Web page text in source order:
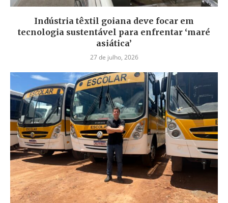
Indústria têxtil goiana deve focar em
tecnologia sustentável para enfrentar ‘maré
asiática’
27 de julho, 2026